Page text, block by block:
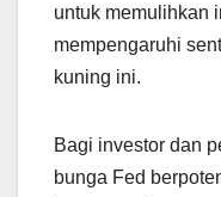
untuk memulihkan
mempengaruhi
kuning ini.
Bagi investor dan
bunga Fed